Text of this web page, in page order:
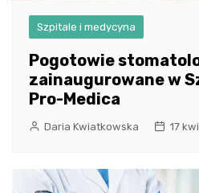
Szpitale i medycyna
Pogotowie
zainaugurowane w
Pro-Medica
Daria Kwiatkowska 17